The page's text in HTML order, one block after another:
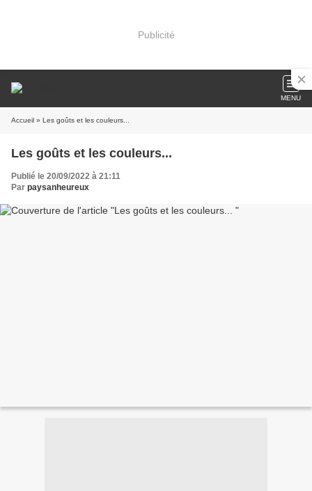
Publicité
MENU
Accueil » Les goûts et les couleurs...
Les goûts et les couleurs...
Publié le 20/09/2022 à 21:11
Par paysanheureux